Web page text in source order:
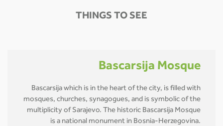
THINGS TO SEE
Bascarsija Mosque
Bascarsija which is in the heart of the city, is filled with
mosques, churches, synagogues, and is symbolic of the
multiplicity of Sarajevo. The historic Bascarsija Mosque
is a national monument in Bosnia-Herzegovina.